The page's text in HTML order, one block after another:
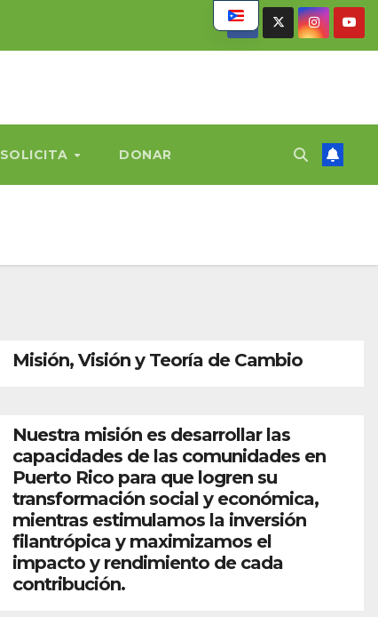
SOLICITA DONAR
Misión, Visión y Teoría de Cambio
Nuestra misión es desarrollar las
capacidades de las comunidades en
Puerto Rico para que logren su
transformación social y económica,
mientras estimulamos la inversión
filantrópica y maximizamos el
impacto y rendimiento de cada
contribución.